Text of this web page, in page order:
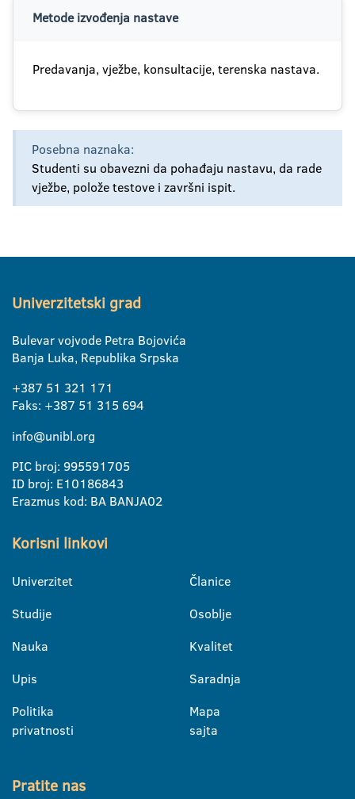
Metode izvođenja nastave
Predavanja, vježbe, konsultacije, terenska nastava.
Posebna naznaka:
Studenti su obavezni da pohađaju nastavu, da rade
vježbe, polože testove i završni ispit.
Univerzitetski grad
Bulevar vojvode Petra Bojovića
Banja Luka, Republika Srpska
+387 51 321 171
Faks: +387 51 315 694
info@unibl.org
PIC broj: 995591705
ID broj: E10186843
Erazmus kod: BA BANJA02
Korisni linkovi
Univerzitet
Studije
Nauka
Upis
Politika
privatnosti
Članice
Osoblje
Kvalitet
Saradnja
Mapa
sajta
Pratite nas